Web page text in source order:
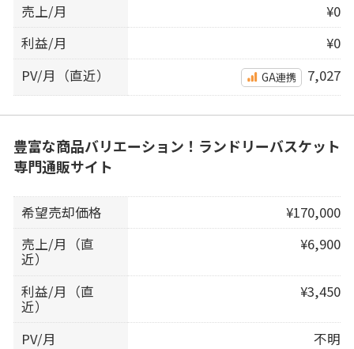
売上/月
¥0
利益/月
¥0
PV/月（直近）
GA連携 7,027
豊富な商品バリエーション！ランドリーバスケット
専門通販サイト
希望売却価格
¥170,000
売上/月（直
近）
¥6,900
利益/月（直
近）
¥3,450
PV/月 不明